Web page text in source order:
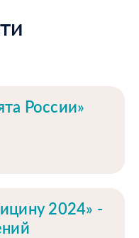
России»
2024» -